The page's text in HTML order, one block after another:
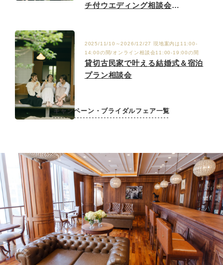
チ付ウエディング相談会
2025/11/10～2026/12/27 現地案内は11:00-
14:00の間/オンライン相談会11:00-19:00の間
貸切古民家で叶える結婚式＆宿泊
プラン相談会
キャンペーン・ブライダルフェア一覧